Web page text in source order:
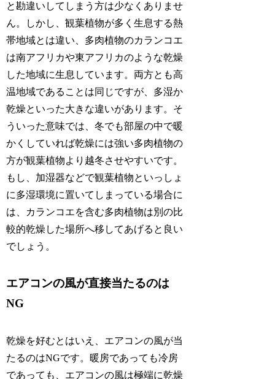
と勘違いしてしまう方は少なくありませ
ん。しかし、観葉植物が多く生息する熱
帯地域とは違い、多肉植物のカランコエ
は南アフリカや東アフリカのような乾燥
した地域に生息しています。両方とも高
温地域であることは同じですが、多湿か
乾燥といった大きな違いがあります。そ
ういった意味では、冬でも部屋の中で暖
かくしていれば乾燥には強い多肉植物の
方が観葉植物より越冬させやすいです。
もし、加湿器などで観葉植物といっしょ
に多湿環境に置いてしまっている場合に
は、カランコエを含む多肉植物は別の比
較的乾燥した場所へ移してあげると良い
でしょう。
エアコンの風が直接当たるのは
NG
乾燥を好むとはいえ、エアコンの風が当
たるのはNGです。暖房であっても冷房
であっても、エアコンの風は極端に乾燥